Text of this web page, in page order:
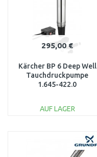
295,00 €
Kärcher BP 6 Deep Well
Tauchdruckpumpe
1.645-422.0
AUF LAGER
Vergleichen